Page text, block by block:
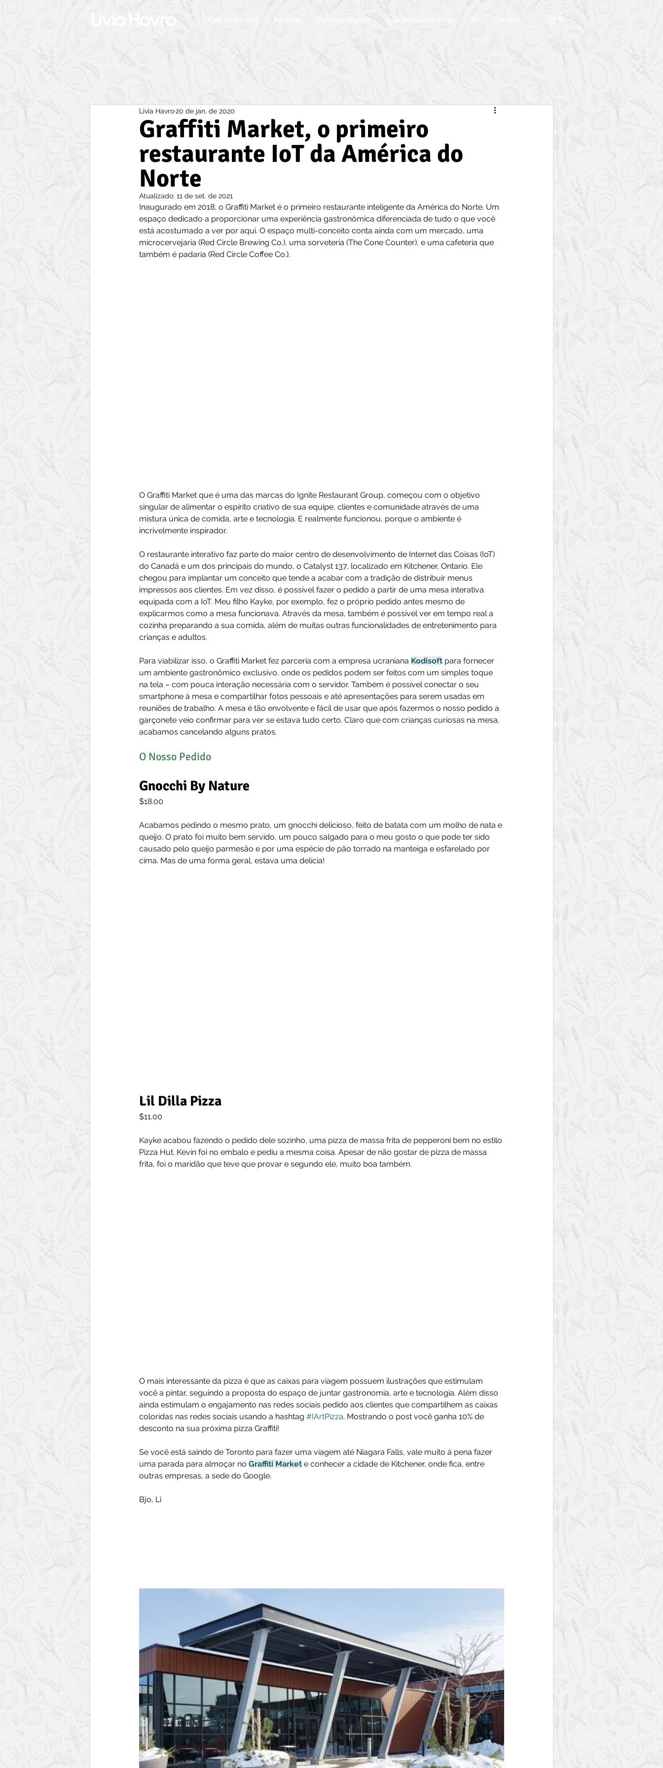
Contato
Bio
Guia de Restaurantes
Dicas de Viagens
Receitas
Vida no Canadá
Graffiti Market, o primeiro
restaurante IoT da América do
Norte
Livia Havro20 de jan. de 2020
Atualizado: 11 de set. de 2021
Inaugurado em 2018, o Graffiti Market é o primeiro restaurante inteligente da América do Norte. Um
espaço dedicado a proporcionar uma experiência gastronômica diferenciada de tudo o que você
está acostumado a ver por aqui. O espaço multi-conceito conta ainda com um mercado, uma
microcervejaria (Red Circle Brewing Co.), uma sorveteria (The Cone Counter), e uma cafeteria que
também é padaria (Red Circle Coffee Co.).
O Graffiti Market que é uma das marcas do Ignite Restaurant Group, começou com o objetivo
singular de alimentar o espírito criativo de sua equipe, clientes e comunidade através de uma
mistura única de comida, arte e tecnologia. E realmente funcionou, porque o ambiente é
incrivelmente inspirador.
O restaurante interativo faz parte do maior centro de desenvolvimento de Internet das Coisas (IoT)
do Canadá e um dos principais do mundo, o Catalyst 137, localizado em Kitchener, Ontario. Ele
chegou para implantar um conceito que tende a acabar com a tradição de distribuir menus
impressos aos clientes. Em vez disso, é possível fazer o pedido a partir de uma mesa interativa
equipada com a IoT. Meu filho Kayke, por exemplo, fez o próprio pedido antes mesmo de
explicarmos como a mesa funcionava. Através da mesa, também é possível ver em tempo real a
cozinha preparando a sua comida, além de muitas outras funcionalidades de entretenimento para
crianças e adultos.
Para viabilizar isso, o Graffiti Market fez parceria com a empresa ucraniana Kodisoft para fornecer
um ambiente gastronômico exclusivo, onde os pedidos podem ser feitos com um simples toque
na tela – com pouca interação necessária com o servidor. Também é possível conectar o seu
smartphone à mesa e compartilhar fotos pessoais e até apresentações para serem usadas em
reuniões de trabalho. A mesa é tão envolvente e fácil de usar que após fazermos o nosso pedido a
garçonete veio confirmar para ver se estava tudo certo. Claro que com crianças curiosas na mesa,
acabamos cancelando alguns pratos.
O Nosso Pedido
Gnocchi By Nature
$18.00
Acabamos pedindo o mesmo prato, um gnocchi delicioso, feito de batata com um molho de nata e
queijo. O prato foi muito bem servido, um pouco salgado para o meu gosto o que pode ter sido
causado pelo queijo parmesão e por uma espécie de pão torrado na manteiga e esfarelado por
cima. Mas de uma forma geral, estava uma delícia!
Lil Dilla Pizza
$11.00
Kayke acabou fazendo o pedido dele sozinho, uma pizza de massa frita de pepperoni bem no estilo
Pizza Hut. Kevin foi no embalo e pediu a mesma coisa. Apesar de não gostar de pizza de massa
frita, foi o maridão que teve que provar e segundo ele, muito boa também.
O mais interessante da pizza é que as caixas para viagem possuem ilustrações que estimulam
você a pintar, seguindo a proposta do espaço de juntar gastronomia, arte e tecnologia. Além disso
ainda estimulam o engajamento nas redes sociais pedido aos clientes que compartilhem as caixas
coloridas nas redes sociais usando a hashtag #IArtPizza. Mostrando o post você ganha 10% de
desconto na sua próxima pizza Graffiti!
Se você está saindo de Toronto para fazer uma viagem até Niagara Falls, vale muito à pena fazer
uma parada para almoçar no Graffiti Market e conhecer a cidade de Kitchener, onde fica, entre
outras empresas, a sede do Google.
Bjo, Li